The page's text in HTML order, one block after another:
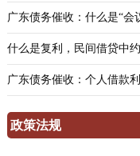
广东债务催收：什么是“会
什么是复利，民间借贷中
广东债务催收：个人借款
政策法规